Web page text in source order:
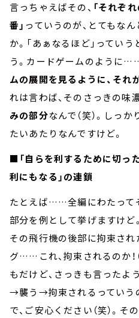
言っちゃえばその、 「それぞ
番」 っていうのが、とてもな
か。「あぁなるほど」ってい
う。カードゲームのように
ムの展開を見るように、それ
れは言わば、そのさっきの味
みの部分なんで（笑）。しっ
たいあたりなんですけど。
■「自らを利するために切っ
利にもなる」の連鎖
たとえば……全編にわたって
部分を例として挙げますけど
その飛行機の後部に拘束され
グ……これ、拘束されるのか！
もだけど、さっきも言った
→襲う→拘束されるっていう
で、ご安心ください（笑）。そ